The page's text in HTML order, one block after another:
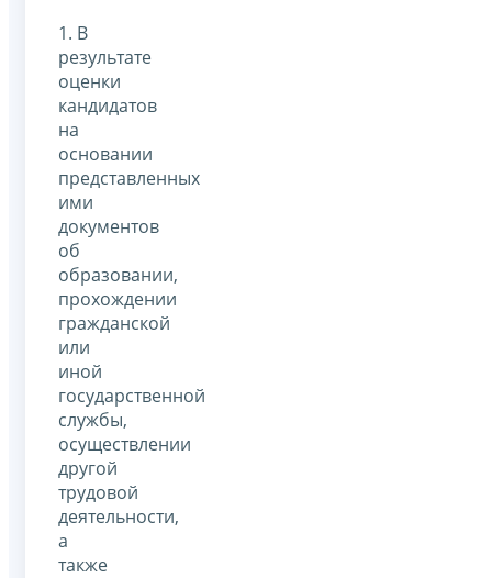
1. В
результате
оценки
кандидатов
на
основании
представленных
ими
документов
об
образовании,
прохождении
гражданской
или
иной
государственной
службы,
осуществлении
другой
трудовой
деятельности,
а
также